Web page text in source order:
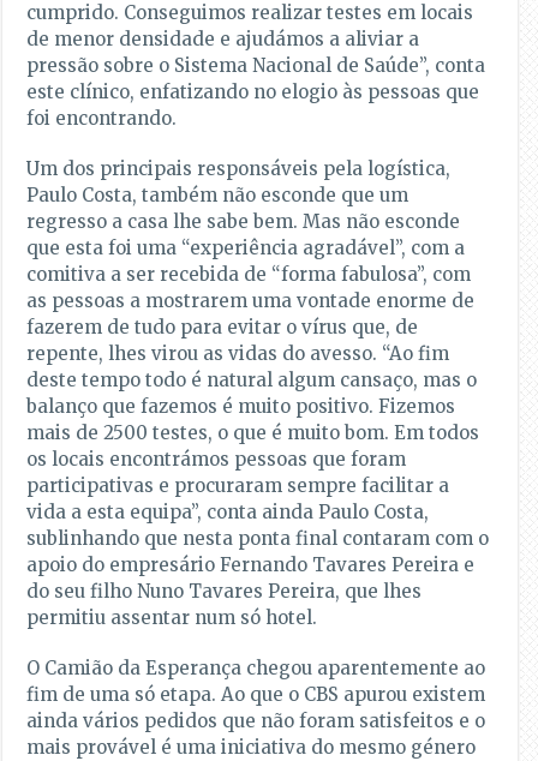
cumprido. Conseguimos realizar testes em locais
de menor densidade e ajudámos a aliviar a
pressão sobre o Sistema Nacional de Saúde”, conta
este clínico, enfatizando no elogio às pessoas que
foi encontrando.
Um dos principais responsáveis pela logística,
Paulo Costa, também não esconde que um
regresso a casa lhe sabe bem. Mas não esconde
que esta foi uma “experiência agradável”, com a
comitiva a ser recebida de “forma fabulosa”, com
as pessoas a mostrarem uma vontade enorme de
fazerem de tudo para evitar o vírus que, de
repente, lhes virou as vidas do avesso. “Ao fim
deste tempo todo é natural algum cansaço, mas o
balanço que fazemos é muito positivo. Fizemos
mais de 2500 testes, o que é muito bom. Em todos
os locais encontrámos pessoas que foram
participativas e procuraram sempre facilitar a
vida a esta equipa”, conta ainda Paulo Costa,
sublinhando que nesta ponta final contaram com o
apoio do empresário Fernando Tavares Pereira e
do seu filho Nuno Tavares Pereira, que lhes
permitiu assentar num só hotel.
O Camião da Esperança chegou aparentemente ao
fim de uma só etapa. Ao que o CBS apurou existem
ainda vários pedidos que não foram satisfeitos e o
mais provável é uma iniciativa do mesmo género